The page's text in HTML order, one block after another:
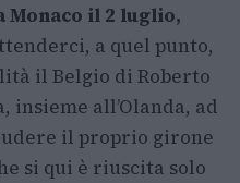
Monaco il 2 luglio,
a quel punto,
il Belgio di Roberto
insieme all’Olanda, ad
il proprio girone
si qui è riuscita solo